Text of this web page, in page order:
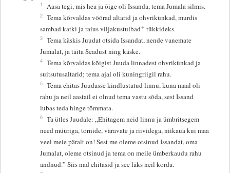
1 Aasa tegi, mis hea ja õige oli Issanda, tema Jumala silmis.
2 Tema kõrvaldas võõrad altarid ja ohvrikünkad, murdis
sambad katki ja raius viljakustulbad+ tükkideks.
3 Tema käskis Juudat otsida Issandat, nende vanemate
Jumalat, ja täita Seadust ning käske.
4 Tema kõrvaldas kõigist Juuda linnadest ohvrikünkad ja
suitsutusaltarid; tema ajal oli kuningriigil rahu.
5 Tema ehitas Juudasse kindlustatud linnu, kuna maal oli
rahu ja neil aastail ei olnud tema vastu sõda, sest Issand
lubas teda hinge tõmmata.
6 Ta ütles Juudale: „Ehitagem neid linnu ja ümbritsegem
need müüriga, tornide, väravate ja riividega, niikaua kui maa
veel meie päralt on! Sest me oleme otsinud Issandat, oma
Jumalat, oleme otsinud ja tema on meile ümberkaudu rahu
andnud.” Siis nad ehitasid ja see läks neil korda.